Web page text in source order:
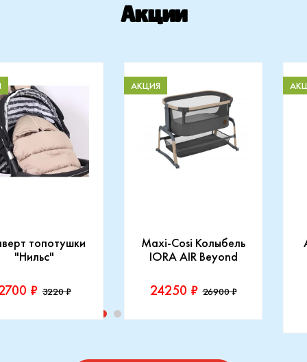
Акции
топотушки
"Нильс"
₽ 3220 ₽
Maxi-Cosi Колыбель
IORA AIR Beyond
АКЦИЯ
24250 ₽ 26900 ₽
Производитель::